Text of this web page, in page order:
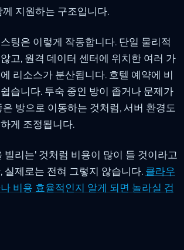
지원하는 구조입니다.
팅은 이렇게 작동합니다. 단일 물리적
고, 원격 데이터 센터에 위치한 여러 가
리소스가 분산됩니다. 호텔 예약에 비
습니다. 투숙 중인 방이 좁거나 문제가
방으로 이동하는 것처럼, 서버 환경도
게 조정됩니다.
빌리는' 것처럼 비용이 많이 들 것이라고
실제로는 전혀 그렇지 않습니다. 클라우
비용 효율적인지 알게 되면 놀라실 겁